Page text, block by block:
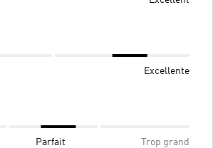
Excellente
Parfait Trop grand